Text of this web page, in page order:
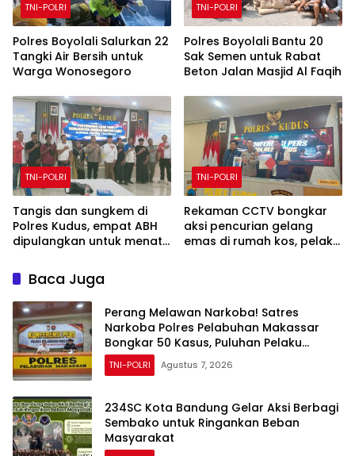
TNI-POLRI
Polres Boyolali Salurkan 22
Tangki Air Bersih untuk
Warga Wonosegoro
TNI-POLRI
Polres Boyolali Bantu 20
Sak Semen untuk Rabat
Beton Jalan Masjid Al Faqih
TNI-POLRI
Tangis dan sungkem di
Polres Kudus, empat ABH
dipulangkan untuk menata
TNI-POLRI
Rekaman CCTV bongkar
aksi pencurian gelang
emas di rumah kos, pelaku
Baca Juga
Perang Melawan Narkoba! Satres
Narkoba Polres Pelabuhan Makassar
Bongkar 50 Kasus, Puluhan Pelaku
Ditangkap
TNI-POLRI Agustus 7, 2026
234SC Kota Bandung Gelar Aksi Berbagi
Sembako untuk Ringankan Beban
Masyarakat